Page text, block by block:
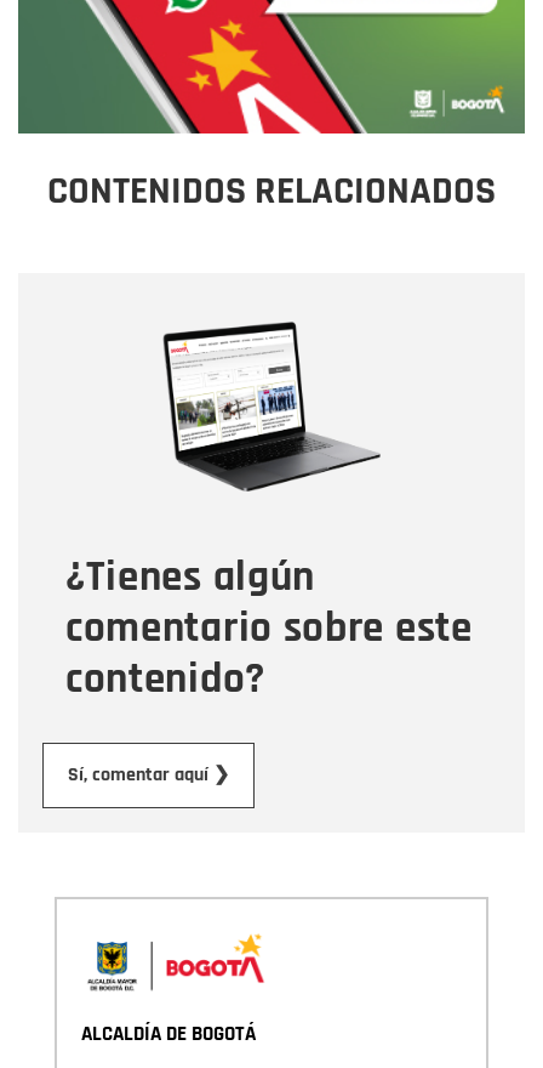
CONTENIDOS RELACIONADOS
¿Tienes algún
comentario sobre este
contenido?
Sí, comentar aquí ❯
Correo electrónico
Tipo de comentario
Mensaje
ALCALDÍA DE BOGOTÁ